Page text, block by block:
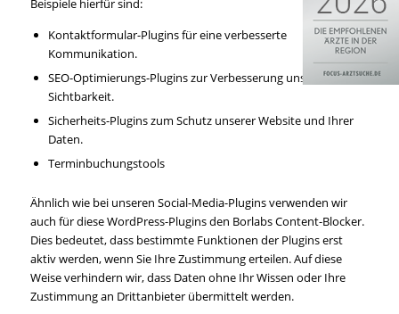
Beispiele hierfür sind:
Kontaktformular-Plugins für eine verbesserte
Kommunikation.
SEO-Optimierungs-Plugins zur Verbesserung unserer Online-
Sichtbarkeit.
Sicherheits-Plugins zum Schutz unserer Website und Ihrer
Daten.
Terminbuchungstools
Ähnlich wie bei unseren Social-Media-Plugins verwenden wir
auch für diese WordPress-Plugins den Borlabs Content-Blocker.
Dies bedeutet, dass bestimmte Funktionen der Plugins erst
aktiv werden, wenn Sie Ihre Zustimmung erteilen. Auf diese
Weise verhindern wir, dass Daten ohne Ihr Wissen oder Ihre
Zustimmung an Drittanbieter übermittelt werden.